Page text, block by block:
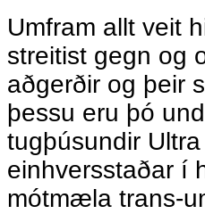
Umfram allt veit
streitist gegn og
aðgerðir og þeir
þessu eru þó
tugþúsundir
einhversstaðar í
mótmæla trans-